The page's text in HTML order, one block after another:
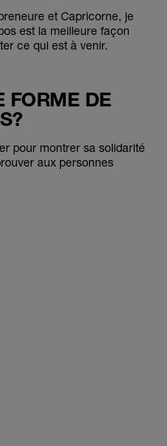
et Capricorne, je
est la meilleure façon
ce qui est à venir.
FORME DE
pour montrer sa solidarité
aux personnes